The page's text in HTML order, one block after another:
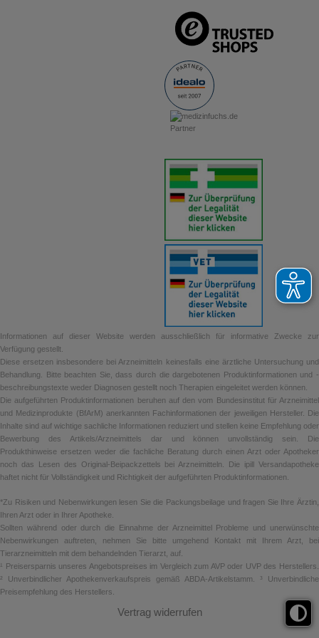
Informationen auf dieser Website werden ausschließlich für informative Zwecke zur
Verfügung gestellt.
Diese ersetzen insbesondere bei Arzneimitteln keinesfalls eine ärztliche Untersuchung und
Behandlung. Bitte beachten Sie, dass durch die dargebotenen Produktinformationen und -
beschreibungstexte weder Diagnosen gestellt noch Therapien eingeleitet werden können.
Die aufgeführten Produktinformationen beruhen auf den vom Bundesinstitut für Arzneimittel
und Medizinprodukte (BfArM) anerkannten Fachinformationen der jeweiligen Hersteller. Die
Inhalte sind auf wichtige sachliche Informationen reduziert und stellen keine Empfehlung oder
Bewerbung des Artikels/Arzneimittels dar und können unvollständig sein. Die
Produkthinweise ersetzen weder die fachliche Beratung durch einen Arzt oder Apotheker
noch das Lesen des Original-Beipackzettels bei Arzneimitteln. Die ipill Versandapotheke
haftet nicht für Vollständigkeit und Richtigkeit der aufgeführten Produktinformationen.
*Zu Risiken und Nebenwirkungen lesen Sie die Packungsbeilage und fragen Sie Ihre Ärztin,
Ihren Arzt oder in Ihrer Apotheke.
Sollten während oder durch die Einnahme der Arzneimittel Probleme und unerwünschte
Nebenwirkungen auftreten, nehmen Sie bitte umgehend Kontakt mit Ihrem Arzt, bei
Tierarzneimitteln mit dem behandelnden Tierarzt, auf.
¹ Preisersparnis unseres Angebotspreises im Vergleich zum AVP oder UVP des Herstellers.
² Unverbindlicher Apothekenverkaufspreis gemäß ABDA-Artikelstamm. ³ Unverbindliche
Preisempfehlung des Herstellers.
Vertrag widerrufen